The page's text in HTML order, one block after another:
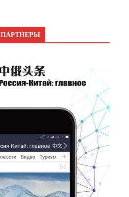
ПАРТНЕРЫ